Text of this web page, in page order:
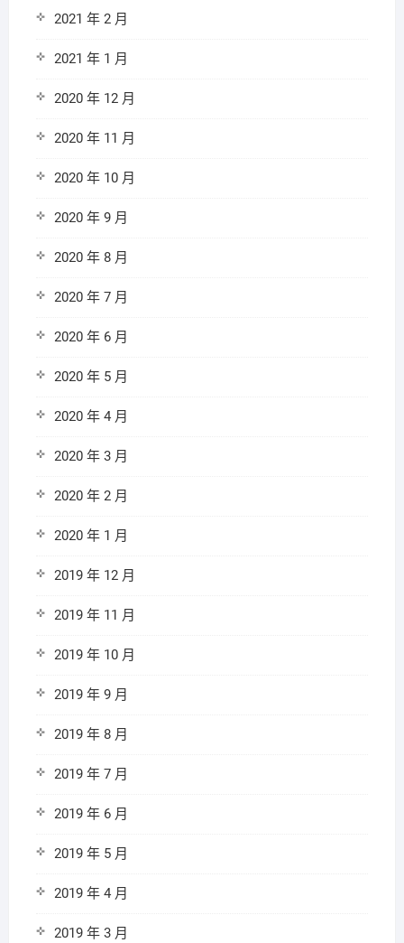
2021 年 2 月
2021 年 1 月
2020 年 12 月
2020 年 11 月
2020 年 10 月
2020 年 9 月
2020 年 8 月
2020 年 7 月
2020 年 6 月
2020 年 5 月
2020 年 4 月
2020 年 3 月
2020 年 2 月
2020 年 1 月
2019 年 12 月
2019 年 11 月
2019 年 10 月
2019 年 9 月
2019 年 8 月
2019 年 7 月
2019 年 6 月
2019 年 5 月
2019 年 4 月
2019 年 3 月